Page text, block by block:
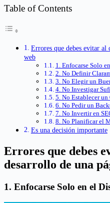
Table of Contents
Errores que debes evitar al
web
1. Enfocarse Solo
2. No Definir
3. No Elegir un
4. No Investigar
5. No Establecer
6. No Pedir un
7. No Invertir en
8. No Planificar el
Es una decisión importante
Errores que debes
desarrollo de una
1. Enfocarse Solo en el